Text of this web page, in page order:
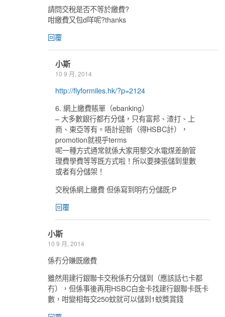
請問交稅是否不等於繳費?
咁繳費又包d咩呢?thanks
回覆
小斯
10 9 月, 2014
http://flyformiles.hk/?p=2124
6. 網上繳費賬單（ebanking）
– 大多數銀行都冇分儲，只有富邦、渣打、上
商、東亞等有。唔計迎新（得HSBC計），
promotion就視乎terms
呢一種方式通常就係大家用黎交水電煤差餉管
理費學費等等既方式啦！所以要揀張儲到里數
或者有分儲架！
交稅係網上繳費 但係寫到明冇分儲既:P
回覆
小斯
10 9 月, 2014
係冇分賺既繳費
雖然用建行銀聯卡交稅係冇分儲到（應該話乜卡都
冇），但係事後再用HSBC白金卡找建行銀聯卡既卡
數，咁變相每交250蚊就可以儲到1蚊獎賞錢